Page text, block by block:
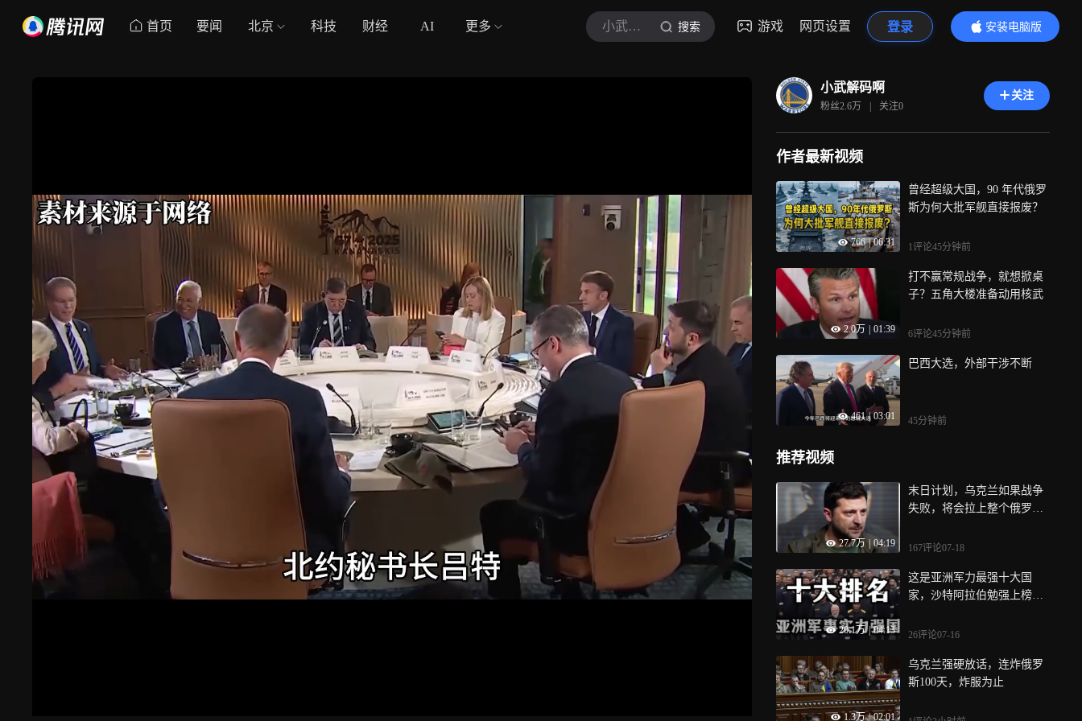
首页 要闻 北京 科技 财经 AI 更多 小武解码啊 搜索 游戏 网页设置 登录
安装电脑版
内容更精彩
小武解码啊
粉丝2.6万 | 关注0
关注
作者最新视频
766 | 06:31
曾经超级大国，90 年代俄罗
斯为何大批军舰直接报废？
1评论45分钟前
2.0万 01:39
打不赢常规战争，就想掀桌
子？五角大楼准备动用核武
6评论45分钟前
461 | 03:01
巴西大选，外部干涉不断
45分钟前
推荐视频
27.7万 | 04:19
末日计划，乌克兰如果战争
失败，将会拉上整个俄罗斯
167评论07-18
20.1万 04:13
这是亚洲军力最强十大国
家，沙特阿拉伯勉强上榜，
26评论07-16
1.3万 | 02:01
乌克兰强硬放话，连炸俄罗
斯100天，炸服为止